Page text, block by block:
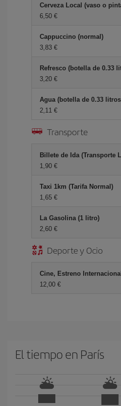
Cerveza Local (vaso o
6,50 €
Cappuccino (normal)
3,83 €
Refresco (botella de 0.33
3,20 €
Agua (botella de 0.33
2,11 €
Transporte
Billete de Ida (Transporte
1,90 €
Taxi 1km (Tarifa Normal)
1,65 €
La Gasolina (1 litro)
2,60 €
Deporte y Ocio
Cine, Estreno
12,00 €
El tiempo en París